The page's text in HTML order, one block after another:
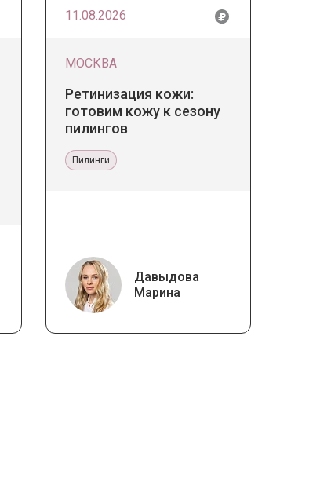
11.08.2026
МОСКВА
Ретинизация кожи:
готовим кожу к сезону
пилингов
Пилинги
Давыдова
Марина